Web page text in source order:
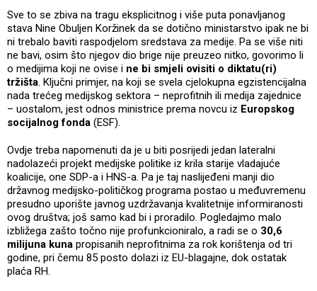
Sve to se zbiva na tragu eksplicitnog i više puta ponavljanog
stava Nine Obuljen Koržinek da se dotično ministarstvo ipak ne bi
ni trebalo baviti raspodjelom sredstava za medije. Pa se više niti
ne bavi, osim što njegov dio brige nije preuzeo nitko, govorimo li
o medijima koji ne ovise i ne bi smjeli ovisiti o diktatu(ri)
tržišta. Ključni primjer, na koji se svela cjelokupna egzistencijalna
nada trećeg medijskog sektora – neprofitnih ili medija zajednice
– uostalom, jest odnos ministrice prema novcu iz Europskog
socijalnog fonda (ESF).
Ovdje treba napomenuti da je u biti posrijedi jedan lateralni
nadolazeći projekt medijske politike iz krila starije vladajuće
koalicije, one SDP-a i HNS-a. Pa je taj naslijeđeni manji dio
državnog medijsko-političkog programa postao u međuvremenu
presudno uporište javnog uzdržavanja kvalitetnije informiranosti
ovog društva; još samo kad bi i proradilo. Pogledajmo malo
izbližega zašto točno nije profunkcioniralo, a radi se o 30,6
milijuna kuna propisanih neprofitnima za rok korištenja od tri
godine, pri čemu 85 posto dolazi iz EU-blagajne, dok ostatak
plaća RH.